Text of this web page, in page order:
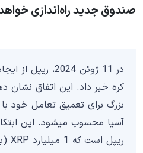
صندوق جدید راه‌اندازی
کره خبر داد. این اتفاق نشان
بزرگ برای تعمیق تعامل خود
آسیا محسوب میشود. این